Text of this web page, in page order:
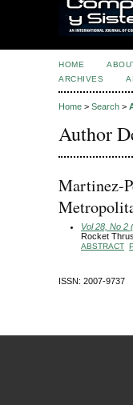
HOME
ARCHIVES
Home > Search >
Author
Martinez-
Vol 28, No 2
Rocket
ABSTRACT
ISSN: 2007-9737